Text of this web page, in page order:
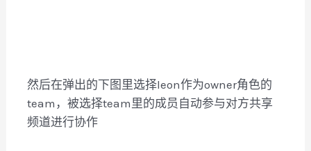
然后在弹出的下图里选择leon作为owner角色的
team，被选择team里的成员自动参与对方共享
频道进行协作